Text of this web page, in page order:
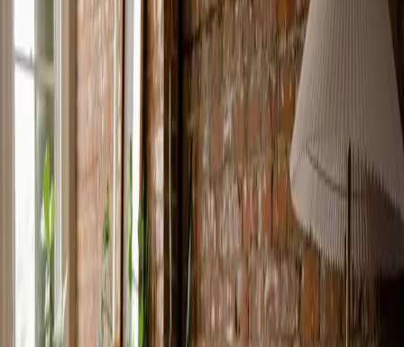
comparte su experiencia
Visible Care utiliza Omniway desde hace cuatro años,
cuando se fundó. La plataforma les ha ayudado a gestionar
una mezcla de alumnado a distancia y de apoyo lingüístico,
aportando estructura a su actividad.
Leer más
Menos administración y mejor
enseñanza a distancia:
aprendizajes del municipio de
Tierp